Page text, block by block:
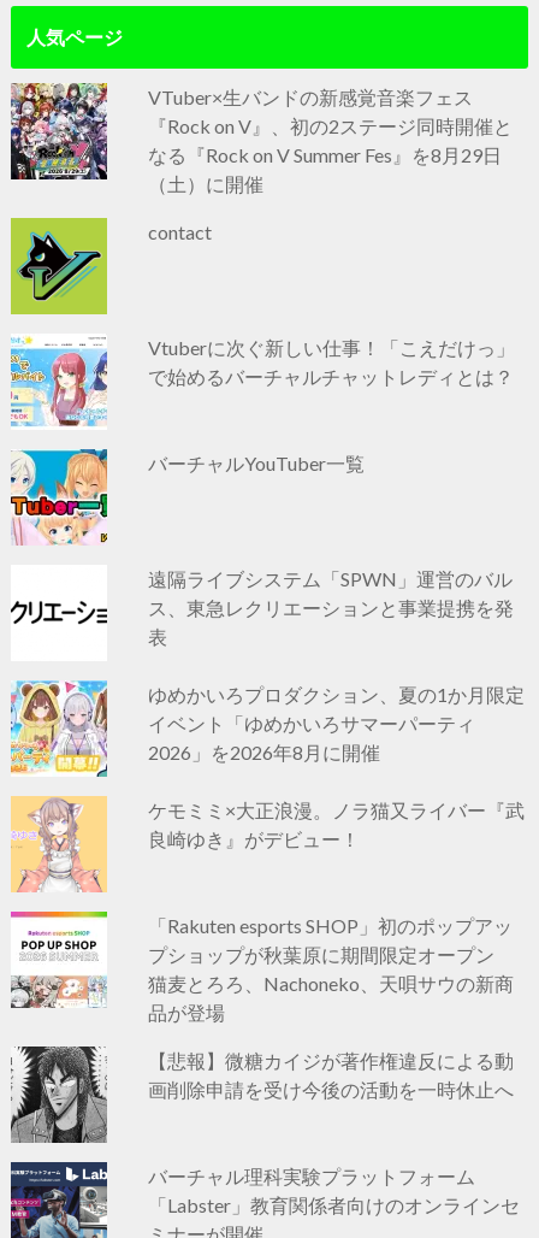
人気ページ
VTuber×生バンドの新感覚音楽フェス
『Rock on V』、初の2ステージ同時開催と
なる『Rock on V Summer Fes』を8月29日
（土）に開催
contact
Vtuberに次ぐ新しい仕事！「こえだけっ」
で始めるバーチャルチャットレディとは？
バーチャルYouTuber一覧
遠隔ライブシステム「SPWN」運営のバル
ス、東急レクリエーションと事業提携を発
表
ゆめかいろプロダクション、夏の1か月限定
イベント「ゆめかいろサマーパーティ
2026」を2026年8月に開催
ケモミミ×大正浪漫。ノラ猫又ライバー『武
良崎ゆき』がデビュー！
「Rakuten esports SHOP」初のポップアッ
プショップが秋葉原に期間限定オープン
猫麦とろろ、Nachoneko、天唄サウの新商
品が登場
【悲報】微糖カイジが著作権違反による動
画削除申請を受け今後の活動を一時休止へ
バーチャル理科実験プラットフォーム
「Labster」教育関係者向けのオンラインセ
ミナーが開催